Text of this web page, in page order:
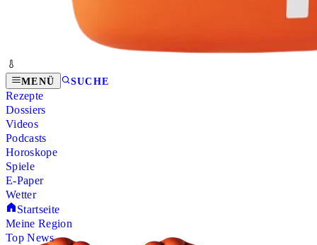
MENÜ SUCHE
Rezepte
Dossiers
Videos
Podcasts
Horoskope
Spiele
E-Paper
Wetter
Startseite
Meine Region
Top News